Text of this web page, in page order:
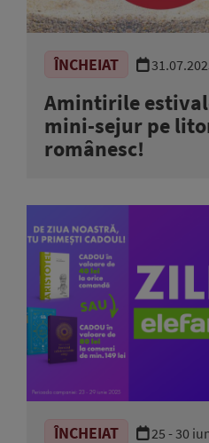
ÎNCHEIAT
Amintirile
mini-sejur pe
românesc!
ÎNCHEIAT 25 - 30